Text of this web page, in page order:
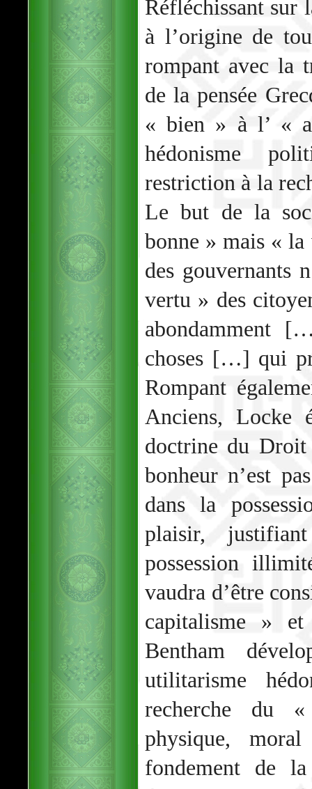
Réfléchissant sur
à l’origine de
rompant avec la
de la pensée
« bien » à l’ «
hédonisme
restriction à la
Le but de la
bonne » mais «
des gouvernants
vertu » des
abondamment
choses […] qui
Rompant
Anciens, Locke
doctrine du
bonheur n’est
dans la
plaisir,
possession
vaudra d’être
capitalisme »
Bentham
utilitarisme
recherche du
physique,
fondement de